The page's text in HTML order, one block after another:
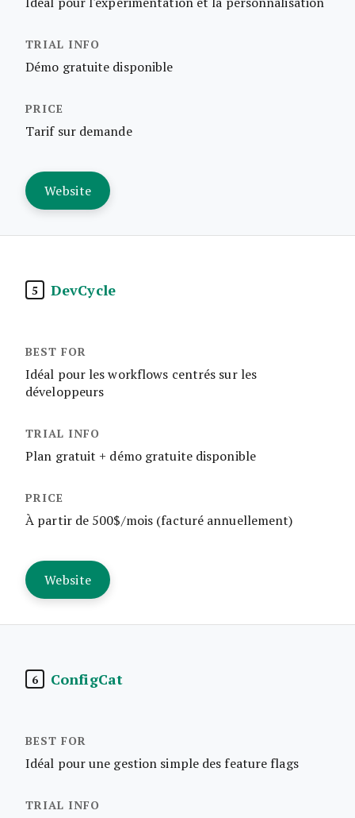
Démo gratuite disponible
Tarif sur demande
Website
5 DevCycle
Idéal pour les workflows centrés sur les
développeurs
Plan gratuit + démo gratuite disponible
À partir de 500$/mois (facturé annuellement)
Website
6 ConfigCat
Idéal pour une gestion simple des feature flags